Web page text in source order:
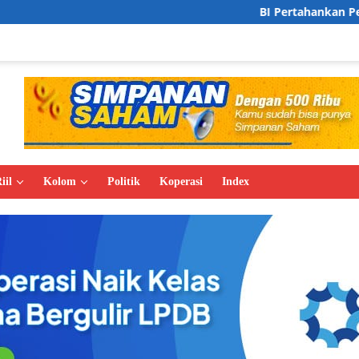
BI Pertahankan Pertumbuhan
Kolom Politik Koperasi Index